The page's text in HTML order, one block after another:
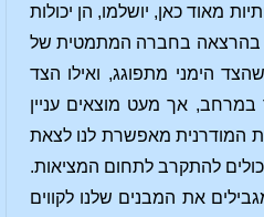
מאוד כאן, יושלמו, הן יכולות
זה בהרצאה בחברה המתמטית של
הימני מתפוגג, ואילו הצד
במרחב, אך מעט מוצאים עניין
המודרנית מאפשרת לנו לצאת
להתקרב לתחום המציאות.
את המבנים שלנו לקווים